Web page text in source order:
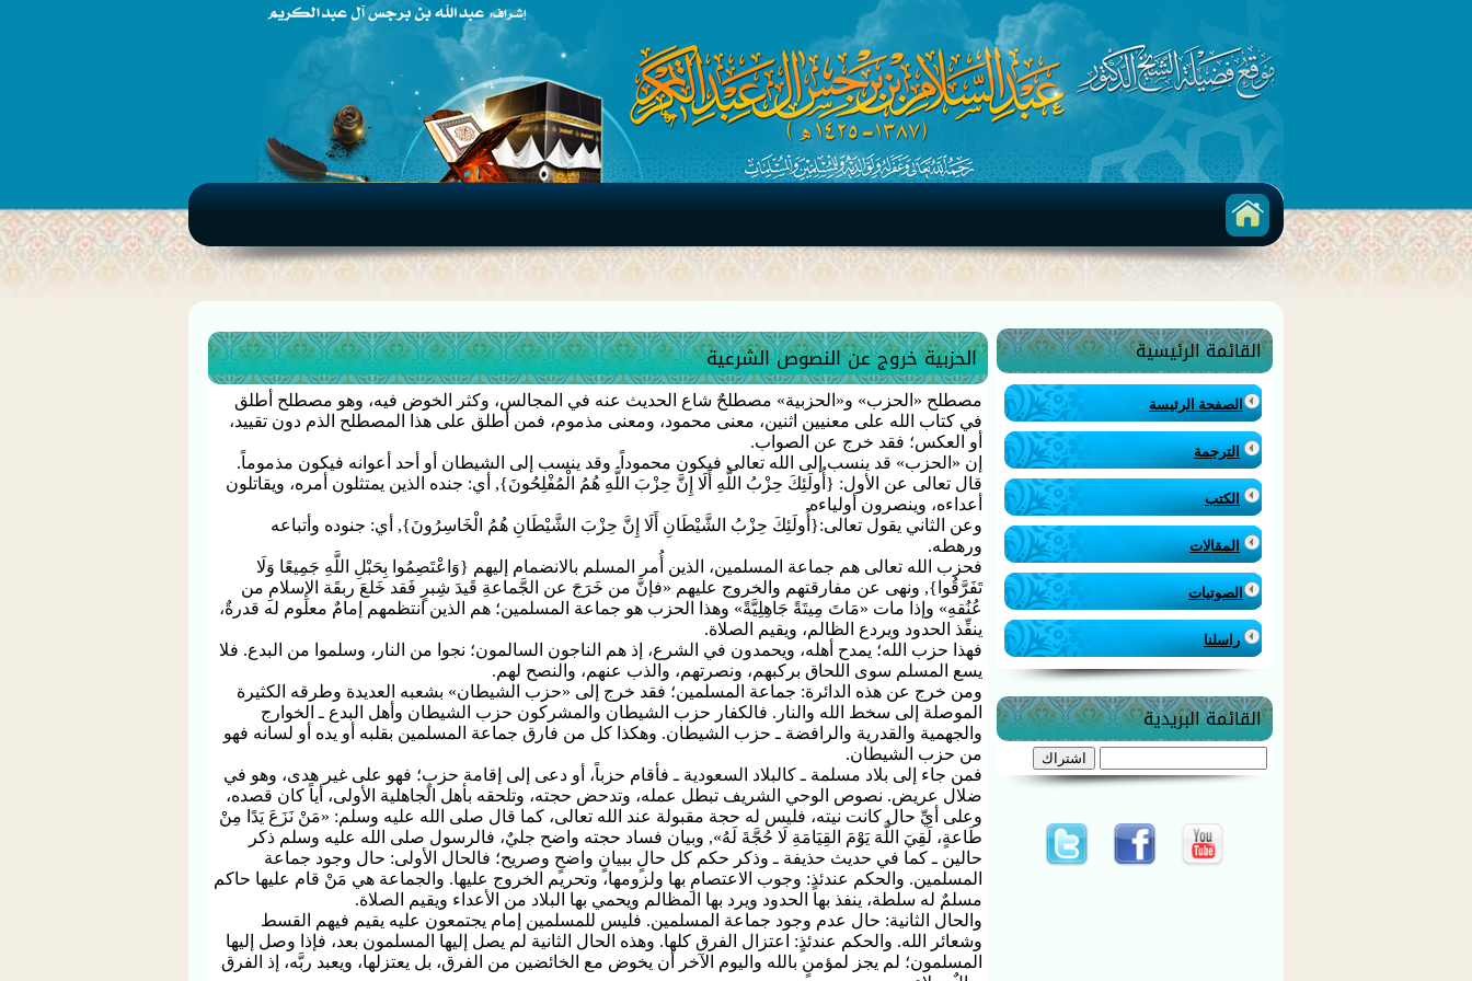
الحزبية خروج عن النصوص الشرعية
مصطلح «الحزب» و«الحزبية» مصطلحٌ شاع الحديث عنه في المجالس، وكثر الخوض فيه، وهو مصطلح أطلق
في كتاب الله على معنيين اثنين، معنى محمود، ومعنى مذموم، فمن أطلق على هذا المصطلح الذم دون تقييد،
أو العكس؛ فقد خرج عن الصواب.
إن «الحزب» قد ينسب إلى الله تعالى فيكون محموداً. وقد ينسب إلى الشيطان أو أحد أعوانه فيكون مذموماً.
قال تعالى عن الأول: {أُولَئِكَ حِزْبُ اللَّهِ أَلَا إِنَّ حِزْبَ اللَّهِ هُمُ الْمُفْلِحُونَ}, أي: جنده الذين يمتثلون أمره، ويقاتلون
أعداءه، وينصرون أولياءه.
وعن الثاني يقول تعالى:{أُولَئِكَ حِزْبُ الشَّيْطَانِ أَلَا إِنَّ حِزْبَ الشَّيْطَانِ هُمُ الْخَاسِرُونَ}, أي: جنوده وأتباعه
ورهطه.
فحزب الله تعالى هم جماعة المسلمين، الذين أُمر المسلم بالانضمام إليهم {وَاعْتَصِمُوا بِحَبْلِ اللَّهِ جَمِيعًا وَلَا
تَفَرَّقُوا}, ونهى عن مفارقتهم والخروج عليهم «فإنَّ من خَرَجَ عن الجَّماعةِ قَيدَ شِبرٍ فَقد خَلعَ ربقَة الإِسلامِ من
عُنُقهِ» وإذا مات «مَاتَ مِيتَةً جَاهِلِيَّةً» وهذا الحزب هو جماعة المسلمين؛ هم الذين انتظمهم إمامٌ معلوم له قدرةٌ،
ينفِّذ الحدود ويردع الظالم، ويقيم الصلاة.
فهذا حزب الله؛ يمدح أهله، ويحمدون في الشرع، إذ هم الناجون السالمون؛ نجوا من النار، وسلموا من البدع. فلا
يسع المسلم سوى اللحاق بركبهم، ونصرتهم، والذب عنهم، والنصح لهم.
ومن خرج عن هذه الدائرة: جماعة المسلمين؛ فقد خرج إلى «حزب الشيطان» بشعبه العديدة وطرقه الكثيرة
الموصلة إلى سخط الله والنار. فالكفار حزب الشيطان والمشركون حزب الشيطان وأهل البدع ـ الخوارج
والجهمية والقدرية والرافضة ـ حزب الشيطان. وهكذا كل من فارق جماعة المسلمين بقلبه أو يده أو لسانه فهو
من حزب الشيطان.
فمن جاء إلى بلاد مسلمة ـ كالبلاد السعودية ـ فأقام حزباً، أو دعى إلى إقامة حزبٍ؛ فهو على غير هدى، وهو في
ضلال عريض. نصوص الوحي الشريف تبطل عمله، وتدحض حجته، وتلحقه بأهل الجاهلية الأولى، أياً كان قصده،
وعلى أيِّ حال كانت نيته، فليس له حجة مقبولة عند الله تعالى، كما قال صلى الله عليه وسلم: «مَنْ نَزَعَ يَدًا مِنْ
طَاعةٍ، لَقِيَ اللَّهَ يَوْمَ القِيَامَةِ لَا حُجَّةَ لَهُ», وبيان فساد حجته واضح جليٌ، فالرسول صلى الله عليه وسلم ذكر
حالين ـ كما في حديث حذيفة ـ وذكر حكم كل حالٍ ببيانٍ واضحٍ وصريح؛ فالحال الأولى: حال وجود جماعة
المسلمين. والحكم عندئذٍ: وجوب الاعتصامِ بها ولزومها، وتحريم الخروج عليها. والجماعة هي مَنْ قام عليها حاكم
مسلمٌ له سلطة، ينفذ بها الحدود ويرد بها المظالم ويحمي بها البلاد من الأعداء ويقيم الصلاة.
والحال الثانية: حال عدم وجود جماعة المسلمين. فليس للمسلمين إمام يجتمعون عليه يقيم فيهم القسط
وشعائر الله. والحكم عندئذٍ: اعتزال الفرق كلها. وهذه الحال الثانية لم يصل إليها المسلمون بعد، فإذا وصل إليها
المسلمون؛ لم يجز لمؤمنٍ بالله واليوم الآخر أن يخوض مع الخائضين من الفرق، بل يعتزلها، ويعبد ربَّه، إذ الفرق
القائمة الرئيسية
الصفحة الرئيسة
الترجمة
الكتب
المقالات
الصوتيات
راسلنا
القائمة البريدية